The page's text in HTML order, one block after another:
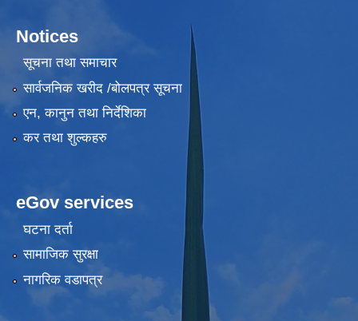
Notices
सूचना तथा समाचार
सार्वजनिक खरीद /बोलपत्र सूचना
एन, कानुन तथा निर्देशिका
कर तथा शुल्कहरु
eGov services
घटना दर्ता
सामाजिक सुरक्षा
नागरिक वडापत्र